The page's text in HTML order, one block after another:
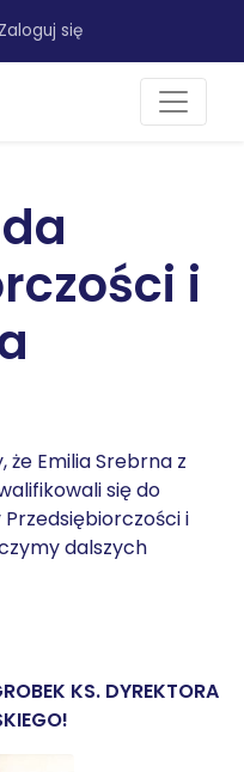
Zaloguj się
i
Emilia Srebrna z
się do
i
dalszych
KS. DYREKTORA